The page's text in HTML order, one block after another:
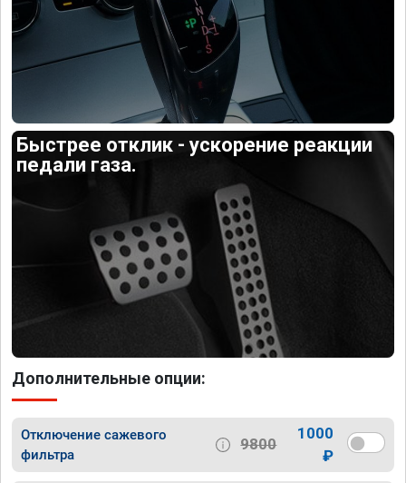
Быстрее отклик - ускорение реакции
педали газа.
Дополнительные опции:
Отключение сажевого
фильтра
9800
1000
₽